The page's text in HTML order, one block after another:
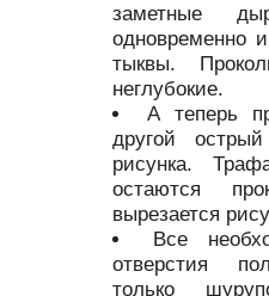
заметные
одновременно
тыквы.
неглубокие.
А теперь
другой
рисунка.
остаются
вырезается
Все
отверстия
только